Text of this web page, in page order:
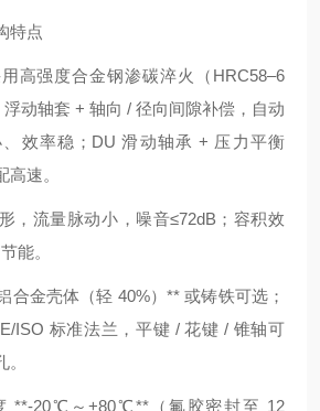
特点
高强度合金钢渗碳淬火（HRC58–6
动轴套 + 轴向 / 径向间隙补偿，自动
效率稳；DU 滑动轴承 + 压力平衡
速。
，流量脉动小，噪音≤72dB；容积效
能。
合金壳体（轻 40%）** 或铸铁可选；
ISO 标准法兰，平键 / 花键 / 锥轴可
**-20℃～+80℃**（氟胶密封至 12